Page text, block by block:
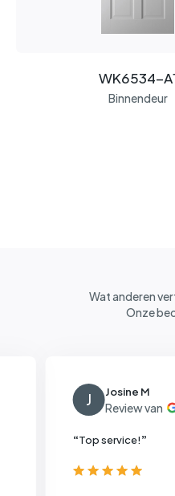
WK6534-
Binnendeur
Wat anderen
Onze
Josine M
J
“Top service!”